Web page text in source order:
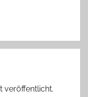
veröffentlicht.